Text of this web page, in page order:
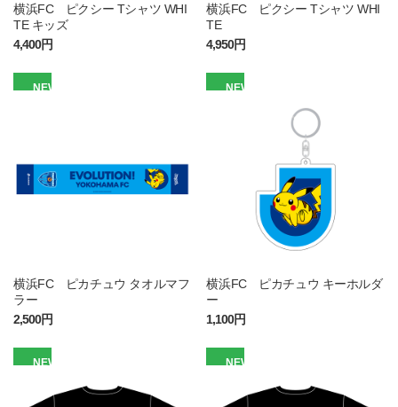
横浜FC ピクシー Tシャツ WHI
TE キッズ
4,400円
横浜FC ピクシー Tシャツ WHI
TE
4,950円
NEW
横浜FC ピカチュウ タオルマフ
ラー
2,500円
NEW
横浜FC ピカチュウ キーホルダ
ー
1,100円
NEW NEW